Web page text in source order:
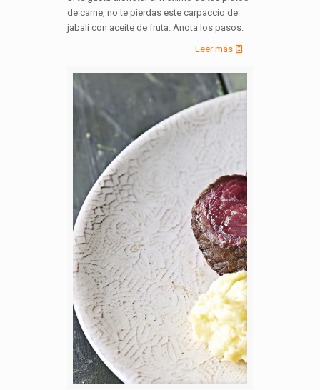
de carne, no te pierdas este carpaccio de
jabalí con aceite de fruta. Anota los pasos.
Leer más